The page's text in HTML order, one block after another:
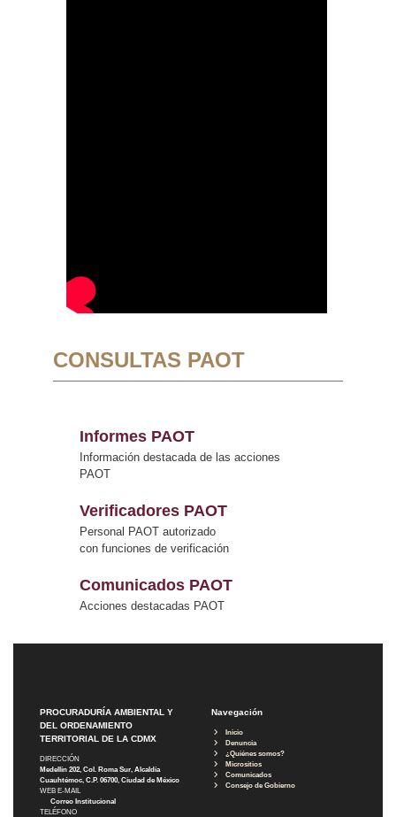
CONSULTAS PAOT
Informes PAOT
Información destacada de las acciones
PAOT
Verificadores PAOT
Personal PAOT autorizado
con funciones de verificación
Comunicados PAOT
Acciones destacadas PAOT
PROCURADURÍA AMBIENTAL Y
DEL ORDENAMIENTO
TERRITORIAL DE LA CDMX
DIRECCIÓN
Medellín 202, Col. Roma Sur, Alcaldía
Cuauhtémoc, C.P. 06700, Ciudad de México
WEB E-MAIL
Correo Institucional
TELÉFONO
Navegación
Inicio
Denuncia
¿Quiénes somos?
Micrositios
Comunicados
Consejo de Gobierno